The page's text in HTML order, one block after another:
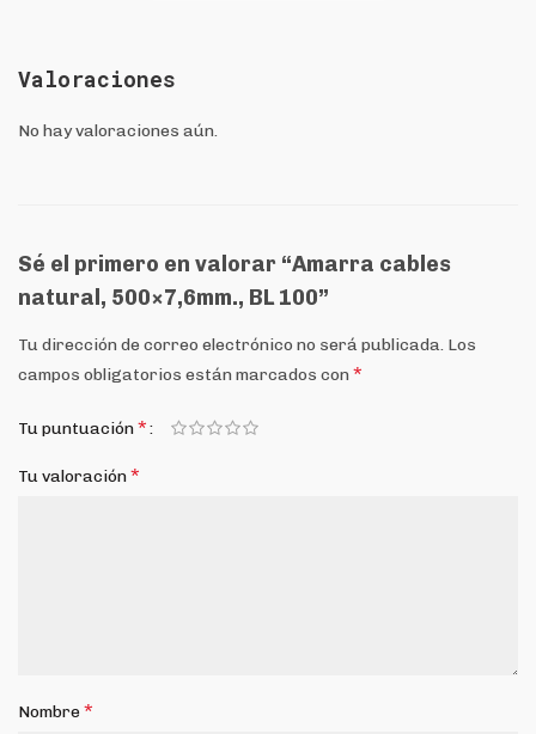
Valoraciones
No hay valoraciones aún.
Sé el primero en valorar “Amarra cables
natural, 500×7,6mm., BL 100”
Tu dirección de correo electrónico no será publicada. Los
campos obligatorios están marcados con *
Tu puntuación*
Tu valoración*
Nombre*